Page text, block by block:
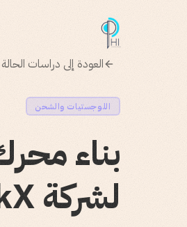
العودة إلى دراسات الحالة
اللوجستيات والشحن
لشركة TruckX